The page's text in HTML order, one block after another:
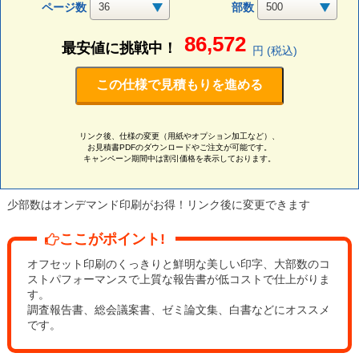
ページ数 部数
最安値に挑戦中！ 86,572 円 (税込)
この仕様で見積もりを進める
リンク後、仕様の変更（用紙やオプション加工など）、
お見積書PDFのダウンロードやご注文が可能です。
キャンペーン期間中は割引価格を表示しております。
少部数はオンデマンド印刷がお得！リンク後に変更できます
ここがポイント!
オフセット印刷のくっきりと鮮明な美しい印字、大部数のコ
ストパフォーマンスで上質な報告書が低コストで仕上がりま
す。
調査報告書、総会議案書、ゼミ論文集、白書などにオススメ
です。